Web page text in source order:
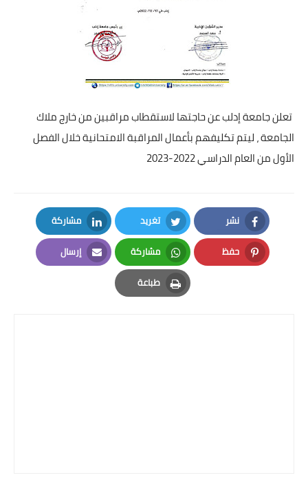
تعلن جامعة إدلب عن حاجتها لاستقطاب مراقبين من خارج ملاك
الجامعة ، ليتم تكليفهم بأعمال المراقبة الامتحانية خلال الفصل
الأول من العام الدراسي 2022-2023
نشر
Facebook
تغريد
Twitter
مشاركة
LinkedIn
حفظ
Pinterest
مشاركة
Whatsapp
إرسال
Email
طباعة
Print